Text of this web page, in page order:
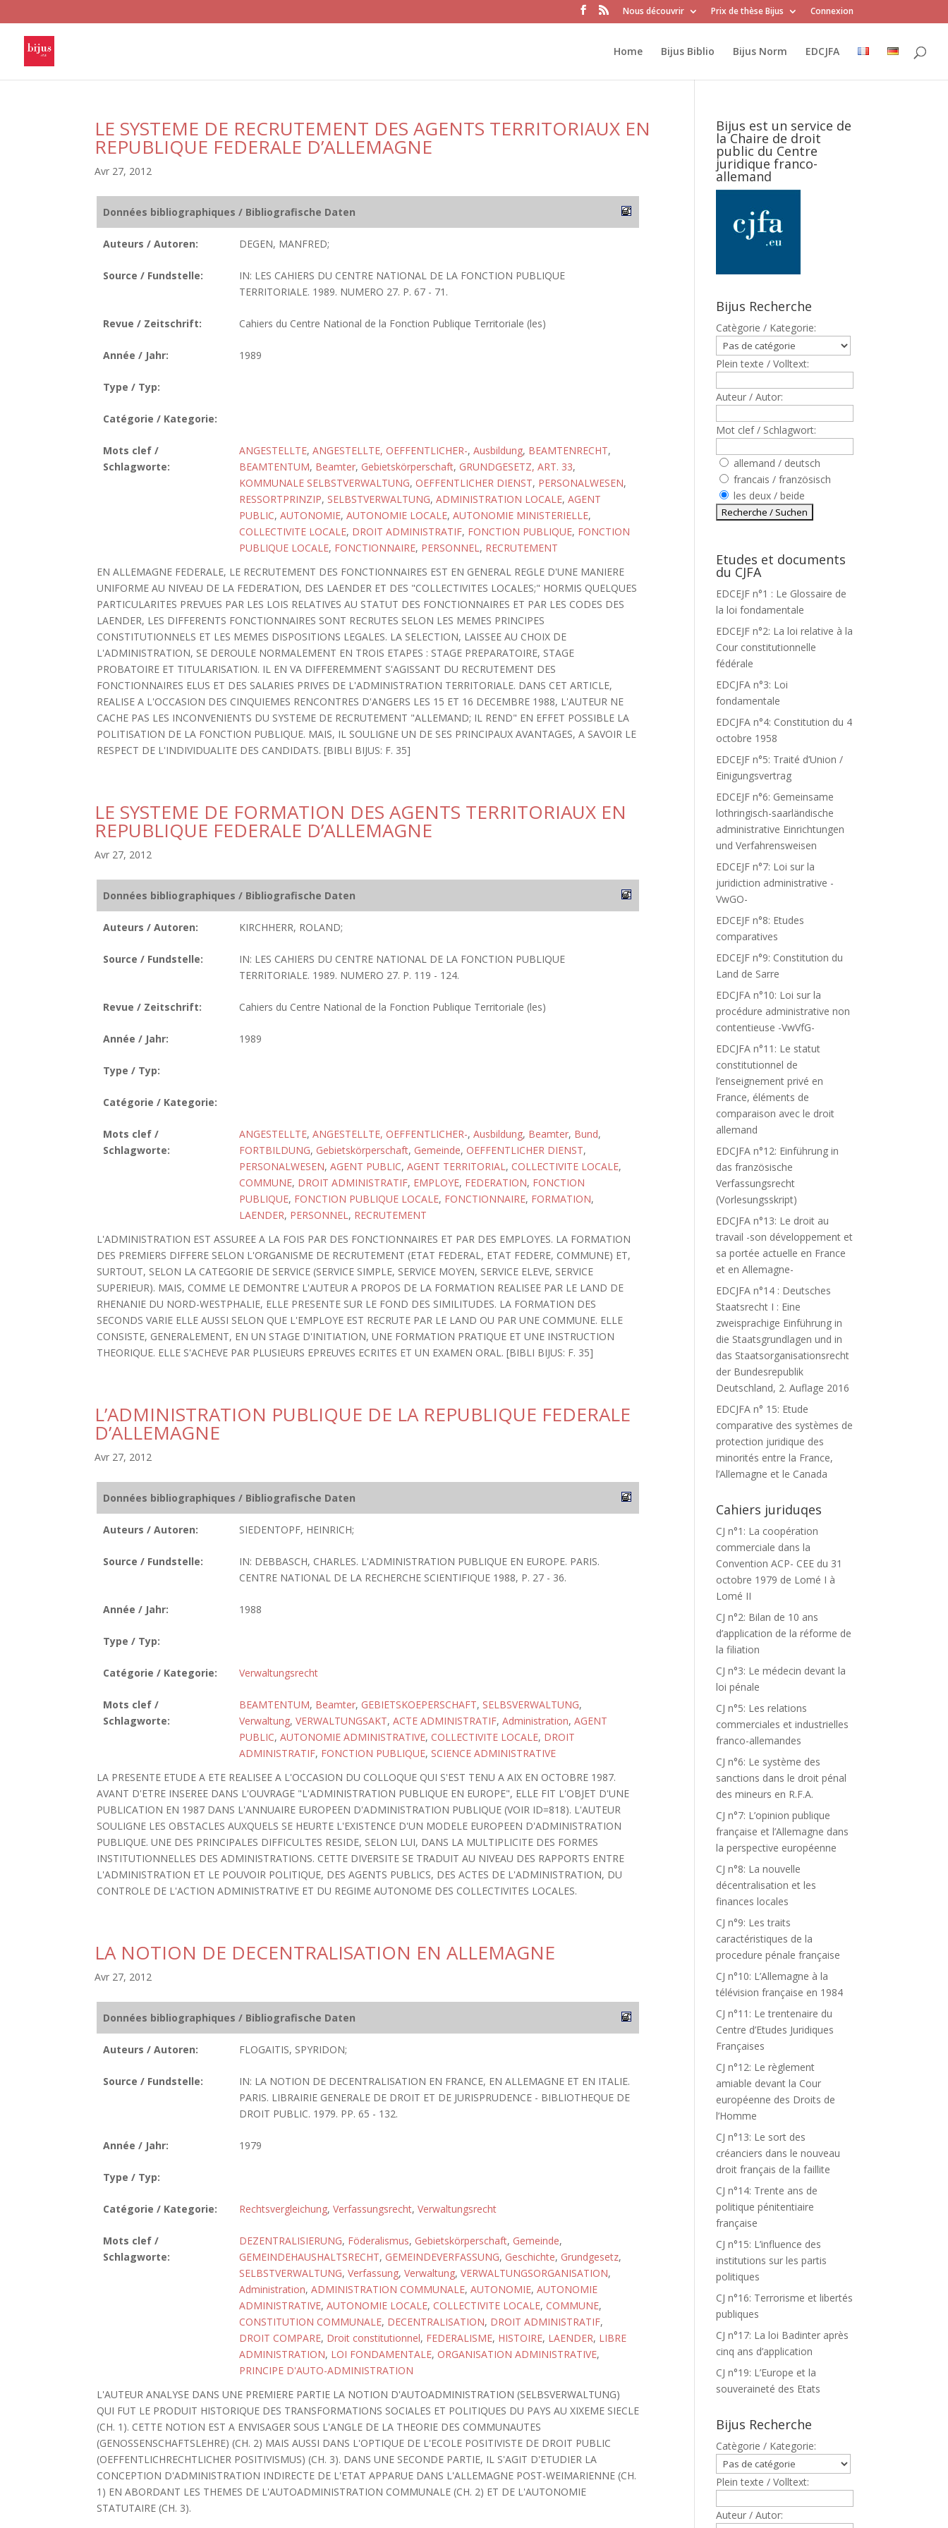
Nous découvrir Prix de thèse Bijus Connexion
Home Bijus Biblio Bijus Norm EDCJFA
LE SYSTEME DE RECRUTEMENT DES AGENTS TERRITORIAUX EN
REPUBLIQUE FEDERALE D’ALLEMAGNE
Avr 27, 2012
Données bibliographiques / Bibliografische Daten
Auteurs / Autoren: DEGEN, MANFRED;
Source / Fundstelle:
IN: LES CAHIERS DU CENTRE NATIONAL DE LA FONCTION PUBLIQUE
TERRITORIALE. 1989. NUMERO 27. P. 67 - 71.
Revue / Zeitschrift: Cahiers du Centre National de la Fonction Publique Territoriale (les)
Année / Jahr: 1989
Type / Typ:
Catégorie / Kategorie:
Mots clef /
Schlagworte:
ANGESTELLTE, ANGESTELLTE, OEFFENTLICHER-, Ausbildung, BEAMTENRECHT,
BEAMTENTUM, Beamter, Gebietskörperschaft, GRUNDGESETZ, ART. 33,
KOMMUNALE SELBSTVERWALTUNG, OEFFENTLICHER DIENST, PERSONALWESEN,
RESSORTPRINZIP, SELBSTVERWALTUNG, ADMINISTRATION LOCALE, AGENT
PUBLIC, AUTONOMIE, AUTONOMIE LOCALE, AUTONOMIE MINISTERIELLE,
COLLECTIVITE LOCALE, DROIT ADMINISTRATIF, FONCTION PUBLIQUE, FONCTION
PUBLIQUE LOCALE, FONCTIONNAIRE, PERSONNEL, RECRUTEMENT
EN ALLEMAGNE FEDERALE, LE RECRUTEMENT DES FONCTIONNAIRES EST EN GENERAL REGLE D'UNE MANIERE
UNIFORME AU NIVEAU DE LA FEDERATION, DES LAENDER ET DES "COLLECTIVITES LOCALES;" HORMIS QUELQUES
PARTICULARITES PREVUES PAR LES LOIS RELATIVES AU STATUT DES FONCTIONNAIRES ET PAR LES CODES DES
LAENDER, LES DIFFERENTS FONCTIONNAIRES SONT RECRUTES SELON LES MEMES PRINCIPES
CONSTITUTIONNELS ET LES MEMES DISPOSITIONS LEGALES. LA SELECTION, LAISSEE AU CHOIX DE
L'ADMINISTRATION, SE DEROULE NORMALEMENT EN TROIS ETAPES : STAGE PREPARATOIRE, STAGE
PROBATOIRE ET TITULARISATION. IL EN VA DIFFEREMMENT S'AGISSANT DU RECRUTEMENT DES
FONCTIONNAIRES ELUS ET DES SALARIES PRIVES DE L'ADMINISTRATION TERRITORIALE. DANS CET ARTICLE,
REALISE A L'OCCASION DES CINQUIEMES RENCONTRES D'ANGERS LES 15 ET 16 DECEMBRE 1988, L'AUTEUR NE
CACHE PAS LES INCONVENIENTS DU SYSTEME DE RECRUTEMENT "ALLEMAND; IL REND" EN EFFET POSSIBLE LA
POLITISATION DE LA FONCTION PUBLIQUE. MAIS, IL SOULIGNE UN DE SES PRINCIPAUX AVANTAGES, A SAVOIR LE
RESPECT DE L'INDIVIDUALITE DES CANDIDATS. [BIBLI BIJUS: F. 35]
LE SYSTEME DE FORMATION DES AGENTS TERRITORIAUX EN
REPUBLIQUE FEDERALE D’ALLEMAGNE
Avr 27, 2012
Données bibliographiques / Bibliografische Daten
Auteurs / Autoren: KIRCHHERR, ROLAND;
Source / Fundstelle:
IN: LES CAHIERS DU CENTRE NATIONAL DE LA FONCTION PUBLIQUE
TERRITORIALE. 1989. NUMERO 27. P. 119 - 124.
Revue / Zeitschrift: Cahiers du Centre National de la Fonction Publique Territoriale (les)
Année / Jahr: 1989
Type / Typ:
Catégorie / Kategorie:
Mots clef /
Schlagworte:
ANGESTELLTE, ANGESTELLTE, OEFFENTLICHER-, Ausbildung, Beamter, Bund,
FORTBILDUNG, Gebietskörperschaft, Gemeinde, OEFFENTLICHER DIENST,
PERSONALWESEN, AGENT PUBLIC, AGENT TERRITORIAL, COLLECTIVITE LOCALE,
COMMUNE, DROIT ADMINISTRATIF, EMPLOYE, FEDERATION, FONCTION
PUBLIQUE, FONCTION PUBLIQUE LOCALE, FONCTIONNAIRE, FORMATION,
LAENDER, PERSONNEL, RECRUTEMENT
L'ADMINISTRATION EST ASSUREE A LA FOIS PAR DES FONCTIONNAIRES ET PAR DES EMPLOYES. LA FORMATION
DES PREMIERS DIFFERE SELON L'ORGANISME DE RECRUTEMENT (ETAT FEDERAL, ETAT FEDERE, COMMUNE) ET,
SURTOUT, SELON LA CATEGORIE DE SERVICE (SERVICE SIMPLE, SERVICE MOYEN, SERVICE ELEVE, SERVICE
SUPERIEUR). MAIS, COMME LE DEMONTRE L'AUTEUR A PROPOS DE LA FORMATION REALISEE PAR LE LAND DE
RHENANIE DU NORD-WESTPHALIE, ELLE PRESENTE SUR LE FOND DES SIMILITUDES. LA FORMATION DES
SECONDS VARIE ELLE AUSSI SELON QUE L'EMPLOYE EST RECRUTE PAR LE LAND OU PAR UNE COMMUNE. ELLE
CONSISTE, GENERALEMENT, EN UN STAGE D'INITIATION, UNE FORMATION PRATIQUE ET UNE INSTRUCTION
THEORIQUE. ELLE S'ACHEVE PAR PLUSIEURS EPREUVES ECRITES ET UN EXAMEN ORAL. [BIBLI BIJUS: F. 35]
L’ADMINISTRATION PUBLIQUE DE LA REPUBLIQUE FEDERALE
D’ALLEMAGNE
Avr 27, 2012
Données bibliographiques / Bibliografische Daten
Auteurs / Autoren: SIEDENTOPF, HEINRICH;
Source / Fundstelle:
IN: DEBBASCH, CHARLES. L'ADMINISTRATION PUBLIQUE EN EUROPE. PARIS.
CENTRE NATIONAL DE LA RECHERCHE SCIENTIFIQUE 1988, P. 27 - 36.
Année / Jahr: 1988
Type / Typ:
Catégorie / Kategorie: Verwaltungsrecht
Mots clef /
Schlagworte:
BEAMTENTUM, Beamter, GEBIETSKOEPERSCHAFT, SELBSVERWALTUNG,
Verwaltung, VERWALTUNGSAKT, ACTE ADMINISTRATIF, Administration, AGENT
PUBLIC, AUTONOMIE ADMINISTRATIVE, COLLECTIVITE LOCALE, DROIT
ADMINISTRATIF, FONCTION PUBLIQUE, SCIENCE ADMINISTRATIVE
LA PRESENTE ETUDE A ETE REALISEE A L'OCCASION DU COLLOQUE QUI S'EST TENU A AIX EN OCTOBRE 1987.
AVANT D'ETRE INSEREE DANS L'OUVRAGE "L'ADMINISTRATION PUBLIQUE EN EUROPE", ELLE FIT L'OBJET D'UNE
PUBLICATION EN 1987 DANS L'ANNUAIRE EUROPEEN D'ADMINISTRATION PUBLIQUE (VOIR ID=818). L'AUTEUR
SOULIGNE LES OBSTACLES AUXQUELS SE HEURTE L'EXISTENCE D'UN MODELE EUROPEEN D'ADMINISTRATION
PUBLIQUE. UNE DES PRINCIPALES DIFFICULTES RESIDE, SELON LUI, DANS LA MULTIPLICITE DES FORMES
INSTITUTIONNELLES DES ADMINISTRATIONS. CETTE DIVERSITE SE TRADUIT AU NIVEAU DES RAPPORTS ENTRE
L'ADMINISTRATION ET LE POUVOIR POLITIQUE, DES AGENTS PUBLICS, DES ACTES DE L'ADMINISTRATION, DU
CONTROLE DE L'ACTION ADMINISTRATIVE ET DU REGIME AUTONOME DES COLLECTIVITES LOCALES.
LA NOTION DE DECENTRALISATION EN ALLEMAGNE
Avr 27, 2012
Données bibliographiques / Bibliografische Daten
Auteurs / Autoren: FLOGAITIS, SPYRIDON;
Source / Fundstelle:
IN: LA NOTION DE DECENTRALISATION EN FRANCE, EN ALLEMAGNE ET EN ITALIE.
PARIS. LIBRAIRIE GENERALE DE DROIT ET DE JURISPRUDENCE - BIBLIOTHEQUE DE
DROIT PUBLIC. 1979. PP. 65 - 132.
Année / Jahr: 1979
Type / Typ:
Catégorie / Kategorie: Rechtsvergleichung, Verfassungsrecht, Verwaltungsrecht
Mots clef /
Schlagworte:
DEZENTRALISIERUNG, Föderalismus, Gebietskörperschaft, Gemeinde,
GEMEINDEHAUSHALTSRECHT, GEMEINDEVERFASSUNG, Geschichte, Grundgesetz,
SELBSTVERWALTUNG, Verfassung, Verwaltung, VERWALTUNGSORGANISATION,
Administration, ADMINISTRATION COMMUNALE, AUTONOMIE, AUTONOMIE
ADMINISTRATIVE, AUTONOMIE LOCALE, COLLECTIVITE LOCALE, COMMUNE,
CONSTITUTION COMMUNALE, DECENTRALISATION, DROIT ADMINISTRATIF,
DROIT COMPARE, Droit constitutionnel, FEDERALISME, HISTOIRE, LAENDER, LIBRE
ADMINISTRATION, LOI FONDAMENTALE, ORGANISATION ADMINISTRATIVE,
PRINCIPE D'AUTO-ADMINISTRATION
L'AUTEUR ANALYSE DANS UNE PREMIERE PARTIE LA NOTION D'AUTOADMINISTRATION (SELBSVERWALTUNG)
QUI FUT LE PRODUIT HISTORIQUE DES TRANSFORMATIONS SOCIALES ET POLITIQUES DU PAYS AU XIXEME SIECLE
(CH. 1). CETTE NOTION EST A ENVISAGER SOUS L'ANGLE DE LA THEORIE DES COMMUNAUTES
(GENOSSENSCHAFTSLEHRE) (CH. 2) MAIS AUSSI DANS L'OPTIQUE DE L'ECOLE POSITIVISTE DE DROIT PUBLIC
(OEFFENTLICHRECHTLICHER POSITIVISMUS) (CH. 3). DANS UNE SECONDE PARTIE, IL S'AGIT D'ETUDIER LA
CONCEPTION D'ADMINISTRATION INDIRECTE DE L'ETAT APPARUE DANS L'ALLEMAGNE POST-WEIMARIENNE (CH.
1) EN ABORDANT LES THEMES DE L'AUTOADMINISTRATION COMMUNALE (CH. 2) ET DE L'AUTONOMIE
STATUTAIRE (CH. 3).
Bijus est un service de
la Chaire de droit
public du Centre
juridique franco-
allemand
Bijus Recherche
Catègorie / Kategorie:
Plein texte / Volltext:
Auteur / Autor:
Mot clef / Schlagwort:
allemand / deutsch
francais / französisch
les deux / beide
Etudes et documents
du CJFA
EDCEJF n°1 : Le Glossaire de
la loi fondamentale
EDCEJF n°2: La loi relative à la
Cour constitutionnelle
fédérale
EDCJFA n°3: Loi
fondamentale
EDCJFA n°4: Constitution du 4
octobre 1958
EDCEJF n°5: Traité d’Union /
Einigungsvertrag
EDCEJF n°6: Gemeinsame
lothringisch-saarländische
administrative Einrichtungen
und Verfahrensweisen
EDCEJF n°7: Loi sur la
juridiction administrative -
VwGO-
EDCEJF n°8: Etudes
comparatives
EDCEJF n°9: Constitution du
Land de Sarre
EDCJFA n°10: Loi sur la
procédure administrative non
contentieuse -VwVfG-
EDCJFA n°11: Le statut
constitutionnel de
l’enseignement privé en
France, éléments de
comparaison avec le droit
allemand
EDCJFA n°12: Einführung in
das französische
Verfassungsrecht
(Vorlesungsskript)
EDCJFA n°13: Le droit au
travail -son développement et
sa portée actuelle en France
et en Allemagne-
EDCJFA n°14 : Deutsches
Staatsrecht I : Eine
zweisprachige Einführung in
die Staatsgrundlagen und in
das Staatsorganisationsrecht
der Bundesrepublik
Deutschland, 2. Auflage 2016
EDCJFA n° 15: Etude
comparative des systèmes de
protection juridique des
minorités entre la France,
l’Allemagne et le Canada
Cahiers juriduqes
CJ n°1: La coopération
commerciale dans la
Convention ACP- CEE du 31
octobre 1979 de Lomé I à
Lomé II
CJ n°2: Bilan de 10 ans
d’application de la réforme de
la filiation
CJ n°3: Le médecin devant la
loi pénale
CJ n°5: Les relations
commerciales et industrielles
franco-allemandes
CJ n°6: Le système des
sanctions dans le droit pénal
des mineurs en R.F.A.
CJ n°7: L’opinion publique
française et l’Allemagne dans
la perspective européenne
CJ n°8: La nouvelle
décentralisation et les
finances locales
CJ n°9: Les traits
caractéristiques de la
procedure pénale française
CJ n°10: L’Allemagne à la
télévision française en 1984
CJ n°11: Le trentenaire du
Centre d’Etudes Juridiques
Françaises
CJ n°12: Le règlement
amiable devant la Cour
européenne des Droits de
l’Homme
CJ n°13: Le sort des
créanciers dans le nouveau
droit français de la faillite
CJ n°14: Trente ans de
politique pénitentiaire
française
CJ n°15: L’influence des
institutions sur les partis
politiques
CJ n°16: Terrorisme et libertés
publiques
CJ n°17: La loi Badinter après
cinq ans d’application
CJ n°19: L’Europe et la
souveraineté des Etats
Bijus Recherche
Catègorie / Kategorie:
Plein texte / Volltext:
Auteur / Autor: